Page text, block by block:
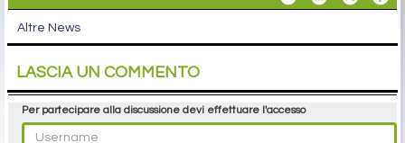
Altre News
LASCIA UN COMMENTO
Per partecipare alla discussione devi effettuare l'accesso